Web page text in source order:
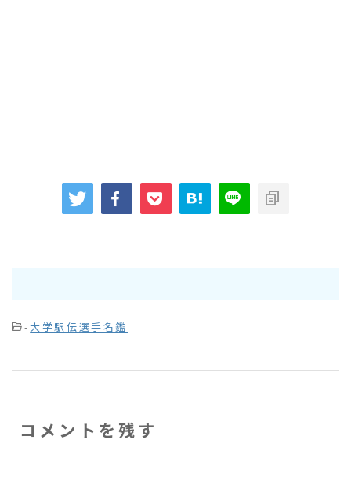
-大学駅伝選手名鑑
コメントを残す